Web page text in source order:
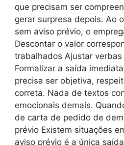
que precisam ser
gerar surpresa depois. Ao
sem aviso prévio, o
Descontar o valor
trabalhados Ajustar verbas
Formalizar a saída
precisa ser objetiva,
correta. Nada de textos
emocionais demais.
de carta de pedido de
prévio Existem situações
aviso prévio é a única